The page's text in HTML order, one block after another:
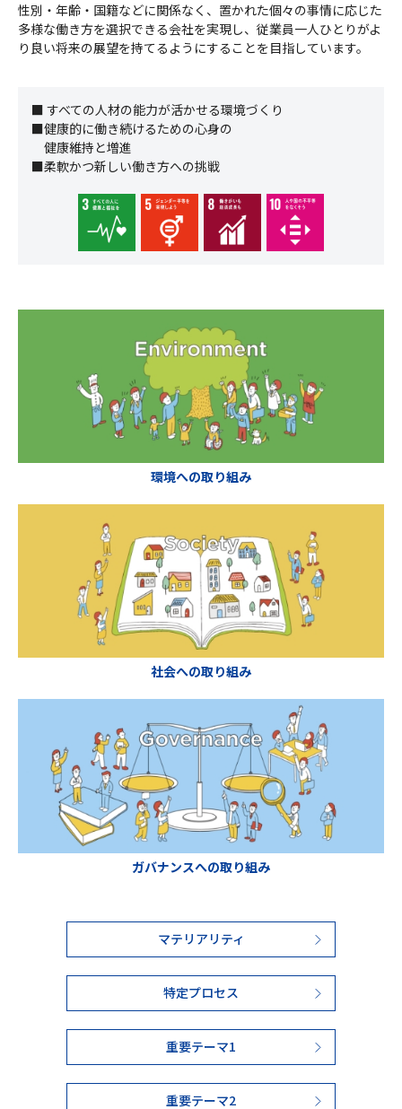
性別・年齢・国籍などに関係なく、置かれた個々の事情に応じた
多様な働き方を選択できる会社を実現し、従業員一人ひとりがよ
り良い将来の展望を持てるようにすることを目指しています。
■ すべての人材の能力が活かせる環境づくり
■健康的に働き続けるための心身の
健康維持と増進
■柔軟かつ新しい働き方への挑戦
環境への取り組み
社会への取り組み
ガバナンスへの取り組み
マテリアリティ
特定プロセス
重要テーマ1
重要テーマ2